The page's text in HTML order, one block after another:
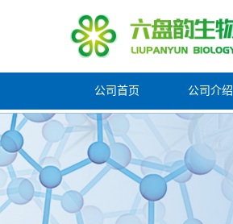
公司首页 公司介绍